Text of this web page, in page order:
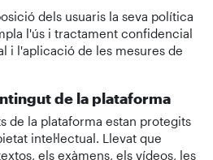
dels usuaris la seva política
l'ús i tractament confidencial
i l'aplicació de les mesures de
de la plataforma
de la plataforma estan protegits
intel·lectual. Llevat que
els exàmens, els vídeos, les